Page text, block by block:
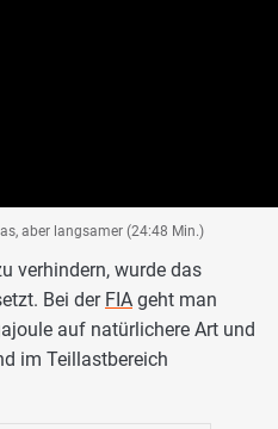
aber langsamer (24:48 Min.)
verhindern, wurde das
Bei der FIA geht man
auf natürlichere Art und
im Teillastbereich